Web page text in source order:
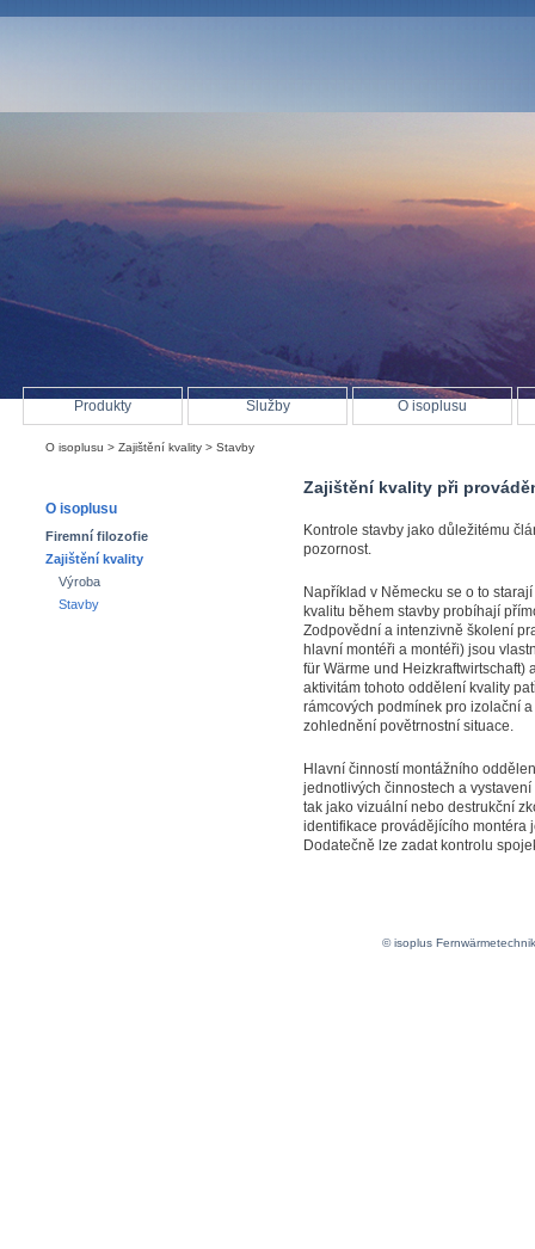
O isoplusu > Zajištění kvality > Stavby
Zajištění kvality při
Kontrole stavby jako důležitému
pozornost.
Například v Německu se o to
kvalitu během stavby probíhají
Zodpovědní a intenzivně školení
hlavní montéři a montéři) jsou
für Wärme und
aktivitám tohoto oddělení kvality
rámcových podmínek pro izolační
zohlednění povětrnostní situace.
Hlavní činností montážního
jednotlivých činnostech a
tak jako vizuální nebo destrukční
identifikace provádějícího montéra
Dodatečně lze zadat kontrolu
Produkty Služby O isoplusu
O isoplusu
Firemní filozofie
Zajištění kvality
Výroba
Stavby
© isoplus Fernwärmetechnik